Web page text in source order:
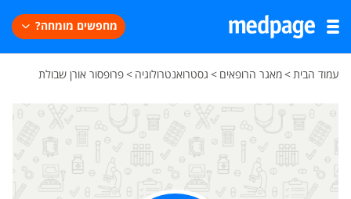
מחפשים מומחה?
עמוד הבית>מאגר הרופאים > גסטרואנטרולוגיה >פרופסור אורן שבולת